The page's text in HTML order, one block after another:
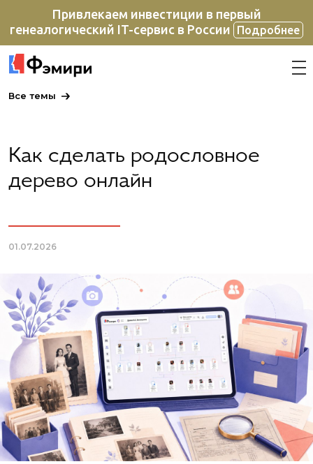
Привлекаем инвестиции в первый
генеалогический IT-сервис в России
Подробнее
Все темы
Как сделать родословное
дерево онлайн
01.07.2026